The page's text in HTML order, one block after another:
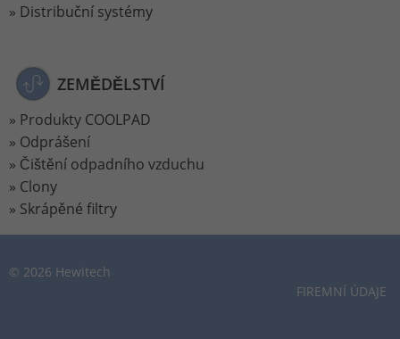
Distribuční systémy
ZEMĚDĚLSTVÍ
Produkty COOLPAD
Odprášení
Čištění odpadního vzduchu
Clony
Skrápěné filtry
© 2026 Hewitech
FIREMNÍ ÚDAJE